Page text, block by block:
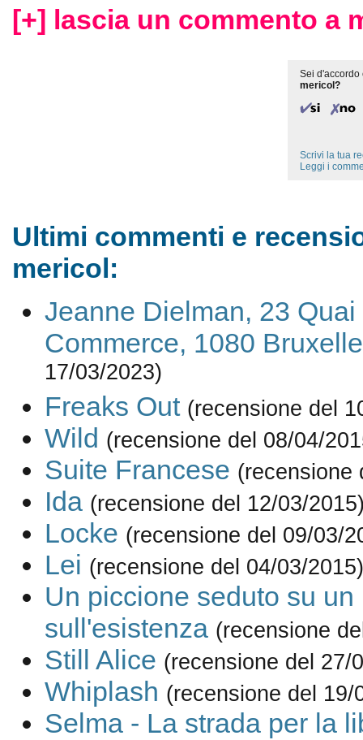
[+] lascia un commento a
Sei d'accordo
mericol?
Scrivi la tua
Leggi i
Ultimi commenti e
mericol:
Jeanne Dielman, 23 Quai
Commerce, 1080
17/03/2023)
Freaks Out (recensione del
Wild (recensione del 08/04/
Suite Francese (recensione
Ida (recensione del 12/03/
Locke (recensione del 09/03/
Lei (recensione del 04/03/2015)
Un piccione seduto su un
sull'esistenza (recensione
Still Alice (recensione del 27/
Whiplash (recensione del 19/
Selma - La strada per la